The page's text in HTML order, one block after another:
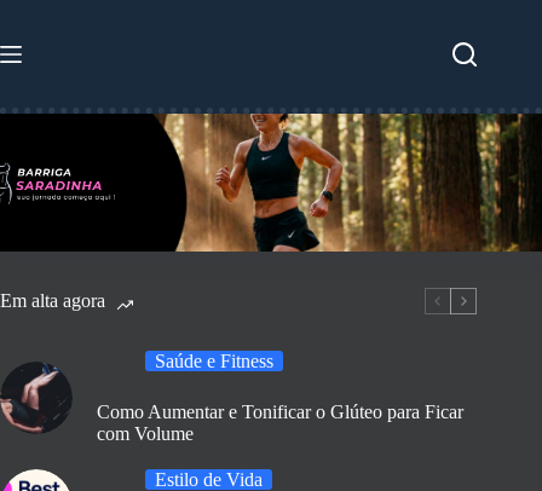
o
Em alta agora
Saúde e Fitness
Como Aumentar e Tonificar o Glúteo para Ficar
com Volume
Estilo de Vida